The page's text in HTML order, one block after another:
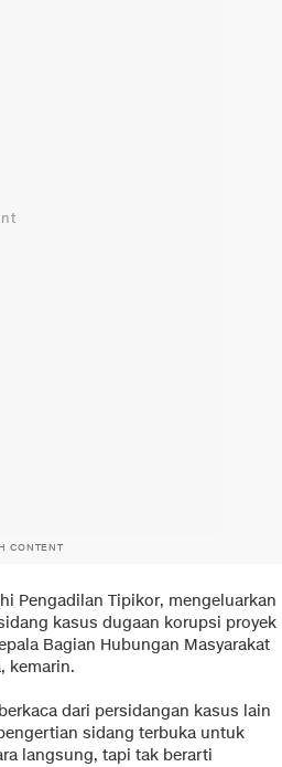
CONTENT
Pengadilan Tipikor, mengeluarkan
kasus dugaan korupsi proyek
Bagian Hubungan Masyarakat
kemarin.
dari persidangan kasus lain
sidang terbuka untuk
langsung, tapi tak berarti